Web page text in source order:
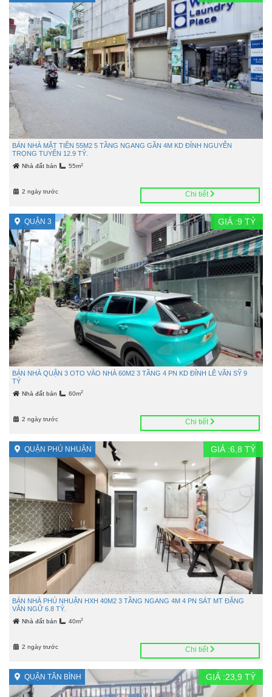
BÁN NHÀ MẶT TIỀN 55M2 5 TẦNG NGANG GẦN 4M KD ĐỈNH NGUYỄN
TRỌNG TUYỂN 12.9 TỶ.
Nhà đất bán 55m2
2 ngày trước Chi tiết
QUẬN 3 GIÁ :9 TỶ
BÁN NHÀ QUẬN 3 OTO VÀO NHÀ 60M2 3 TẦNG 4 PN KD ĐỈNH LÊ VĂN SỸ 9
TỶ
Nhà đất bán 60m2
2 ngày trước Chi tiết
QUẬN PHÚ NHUẬN GIÁ :6,8 TỶ
BÁN NHÀ PHÚ NHUẬN HXH 40M2 3 TẦNG NGANG 4M 4 PN SÁT MT ĐẶNG
VĂN NGỮ 6.8 TỶ.
Nhà đất bán 40m2
2 ngày trước Chi tiết
QUẬN TÂN BÌNH GIÁ :23,9 TỶ